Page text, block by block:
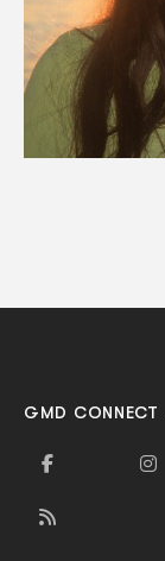
GMD CONNECT